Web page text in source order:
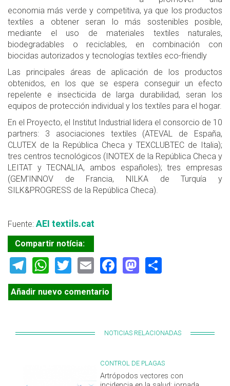
economia más verde y competitiva, ya que los productos
textiles a obtener seran lo más sostenibles posible,
mediante el uso de materiales textiles naturales,
biodegradables o reciclables, en combinación con
biocidas autorizados y tecnologías textiles eco-friendly
Las principales áreas de aplicación de los productos
obtenidos, en los que se espera conseguir un efecto
repelente e insecticida de larga durabilidad, seran los
equipos de protección individual y los textiles para el hogar.
En el Proyecto, el Institut Industrial lidera el consorcio de 10
partners: 3 asociaciones textiles (ATEVAL de España,
CLUTEX de la República Checa y TEXCLUBTEC de Italia);
tres centros tecnológicos (INOTEX de la República Checa y
LEITAT y TECNALIA, ambos españoles); tres empresas
(GEM'INNOV de Francia, NILKA de Turquía y
SILK&PROGRESS de la República Checa).
Fuente: AEI textils.cat
Compartir notícia:
Telegram
WhatsApp
TwitterEmailFacebook
Mastodon
Añadir nuevo comentario
NOTICIAS RELACIONADAS
CONTROL DE PLAGAS
Artrópodos vectores con